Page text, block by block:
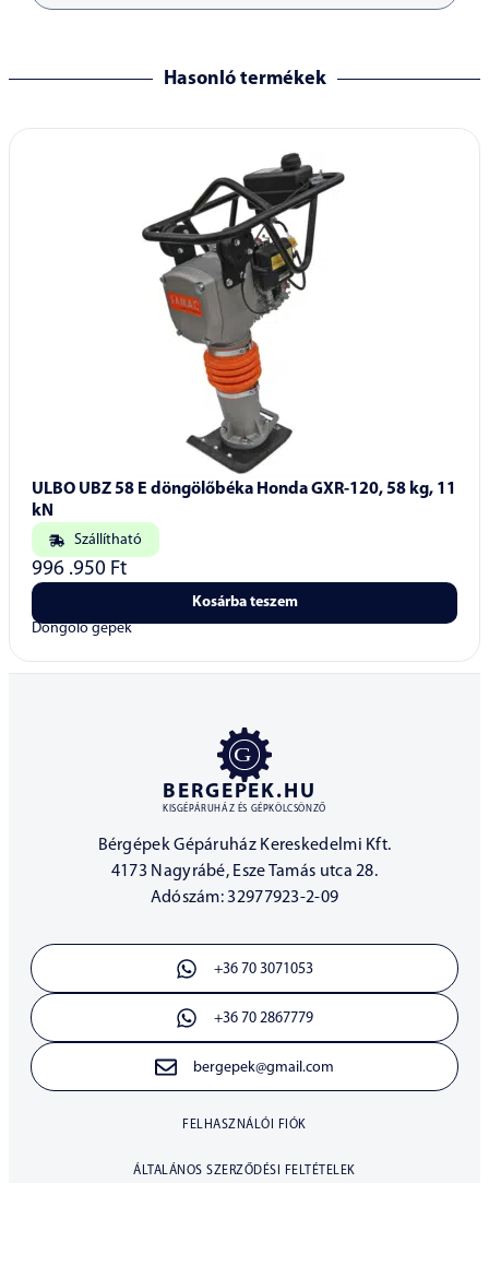
Hasonló termékek
ULBO UBZ 58 E döngölőbéka Honda GXR-120, 58 kg, 11
kN
Szállítható
996 .950 Ft
Kosárba teszem
Döngölő gépek
BERGEPEK.HU
KISGÉPÁRUHÁZ ÉS GÉPKÖLCSÖNZŐ
Bérgépek Gépáruház Kereskedelmi Kft.
4173 Nagyrábé, Esze Tamás utca 28.
Adószám: 32977923-2-09
+36 70 3071053
+36 70 2867779
bergepek@gmail.com
FELHASZNÁLÓI FIÓK
ÁLTALÁNOS SZERZŐDÉSI FELTÉTELEK